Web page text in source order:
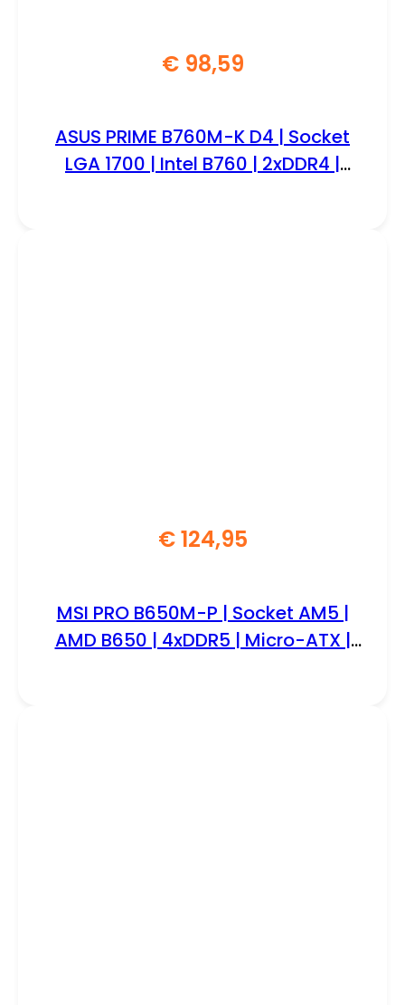
€98,59
ASUS PRIME B760M-K D4 | Socket
LGA 1700 | Intel B760 | 2xDDR4 |
€124,95
MSI PRO B650M-P | Socket AM5 |
AMD B650 | 4xDDR5 | Micro-ATX |